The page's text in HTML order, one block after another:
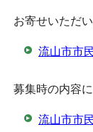
お寄せいただ
流山市市
募集時の内容
流山市市